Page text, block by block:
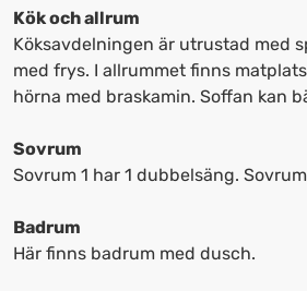
kortkommandon
för
att
ändra
för
att
ändra
Kök och allrum
Köksavdelningen är utrustad med
med frys. I allrummet finns
hörna med braskamin. Soffan kan
Sovrum
Sovrum 1 har 1 dubbelsäng.
Badrum
Här finns badrum med dusch.